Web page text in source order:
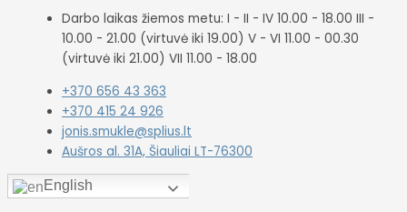
Darbo laikas žiemos metu: I - II - IV 10.00 - 18.00 III -
10.00 - 21.00 (virtuvė iki 19.00) V - VI 11.00 - 00.30
(virtuvė iki 21.00) VII 11.00 - 18.00
+370 656 43 363
+370 415 24 926
jonis.smukle@splius.lt
Aušros al. 31A, Šiauliai LT-76300
English